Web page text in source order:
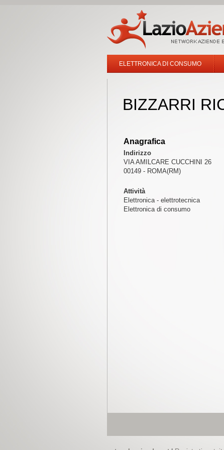
ELETTRONICA DI CONSUMO
BIZZARRI
Anagrafica
Indirizzo
VIA AMILCARE CUCCHINI 26
00149 - ROMA(RM)
Attività
Elettronica - elettrotecnica
Elettronica di consumo